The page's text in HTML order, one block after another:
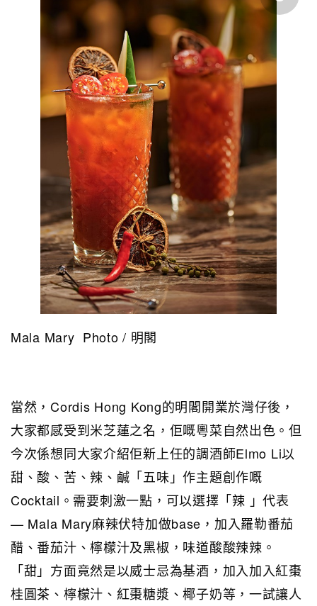
Mala Mary Photo / 明閣
當然，Cordis Hong Kong的明閣開業於灣仔後，
大家都感受到米芝蓮之名，佢嘅粵菜自然出色。但
今次係想同大家介紹佢新上任的調酒師Elmo Li以
甜、酸、苦、辣、鹹「五味」作主題創作嘅
Cocktail。需要刺激一點，可以選擇「辣 」代表
— Mala Mary麻辣伏特加做base，加入羅勒番茄
醋、番茄汁、檸檬汁及黑椒，味道酸酸辣辣。
「甜」方面竟然是以威士忌為基酒，加入加入紅棗
桂圓茶、檸檬汁、紅棗糖漿、椰子奶等，一試讓人